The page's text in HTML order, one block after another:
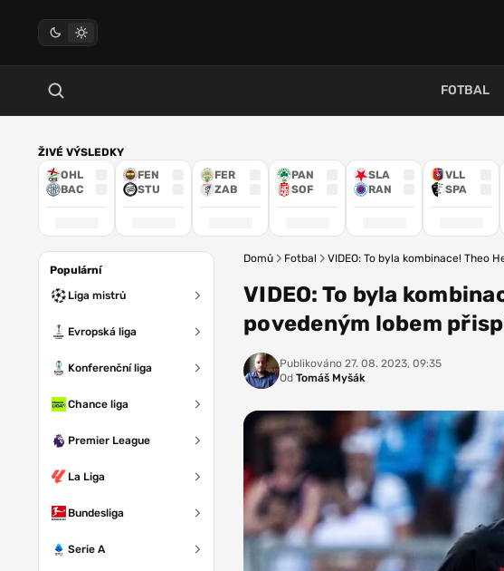
FOTBAL
ŽIVÉ VÝSLEDKY
OHL
BAC
FEN
STU
FER
ZAB
PAN
SOF
SLA
RAN
VLL
SPA
Populární
Liga mistrů
Evropská liga
Konferenční liga
Chance liga
Premier League
La Liga
Bundesliga
Serie A
Domů Fotbal VIDEO: To byla kombinace! Theo
VIDEO: To byla
povedeným lobem
Publikováno 27. 08. 2023, 09:35
Od Tomáš Myšák